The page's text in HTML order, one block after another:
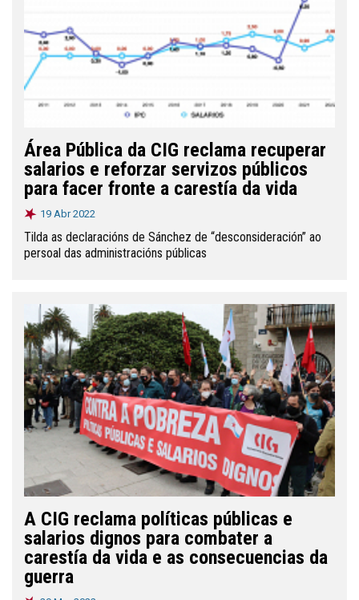
Área Pública da CIG reclama recuperar
salarios e reforzar servizos públicos
para facer fronte a carestía da vida
19 Abr 2022
Tilda as declaracións de Sánchez de “desconsideración” ao
persoal das administracións públicas
A CIG reclama políticas públicas e
salarios dignos para combater a
carestía da vida e as consecuencias da
guerra